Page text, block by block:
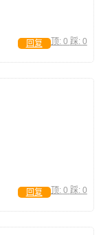
顶: 0 踩: 0
回复
顶: 0 踩: 0
回复